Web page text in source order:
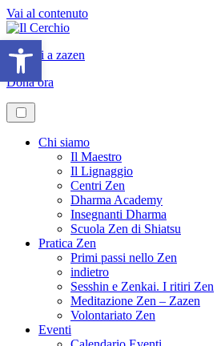
Vai al contenuto
Iscriviti a zazen
Dona ora
Chi siamo
Il Maestro
Il Lignaggio
Centri Zen
Dharma Academy
Insegnanti Dharma
Scuola Zen di Shiatsu
Pratica Zen
Primi passi nello Zen
indietro
Sesshin e Zenkai. I ritiri Zen
Meditazione Zen – Zazen
Volontariato Zen
Eventi
Apri la barra degli strumenti